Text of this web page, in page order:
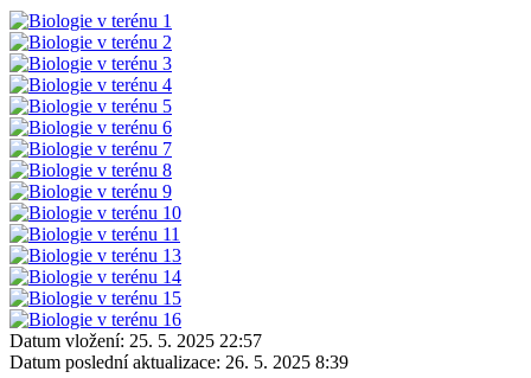
Datum vložení: 25. 5. 2025 22:57
Datum poslední aktualizace: 26. 5. 2025 8:39